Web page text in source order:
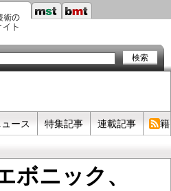
ース 特集記事 連載記事 書
ボニック、